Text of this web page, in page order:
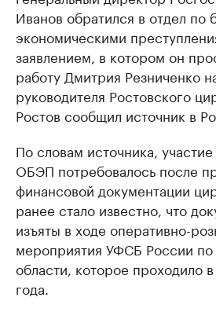
Иванов обратился в отдел по
экономическими
заявлением, в котором он
работу Дмитрия Резниченко
руководителя Ростовского
Ростов сообщил источник в
По словам источника,
ОБЭП потребовалось после
финансовой документации
ранее стало известно, что
изъяты в ходе оперативно-
мероприятия УФСБ России по
области, которое проходило
года.